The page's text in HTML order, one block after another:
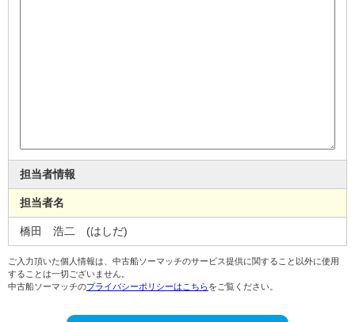
担当者情報
担当者名
橋田 浩二 (はしだ)
ご入力頂いた個人情報は、中古船ソーマッチのサービス提供に関すること以外に使用
することは一切ございません。
中古船ソーマッチのプライバシーポリシーはこちらをご覧ください。